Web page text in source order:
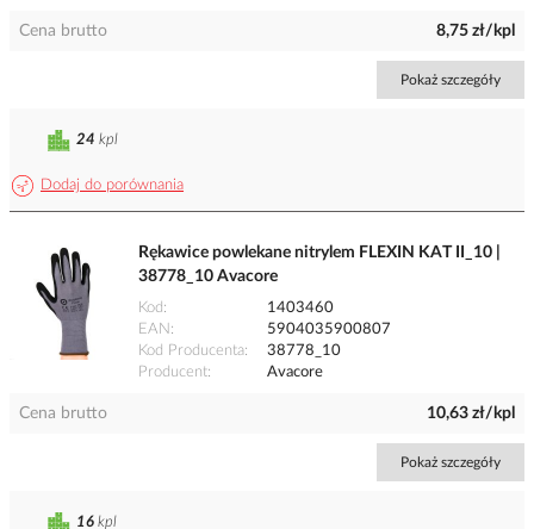
Cena brutto 8,75 zł/kpl
Pokaż szczegóły
Dodaj do porównania
24 kpl
Rękawice powlekane nitrylem FLEXIN KAT II_10 |
38778_10 Avacore
Kod
1403460
EAN
5904035900807
Kod Producenta
38778_10
Producent
Avacore
Cena brutto 10,63 zł/kpl
Pokaż szczegóły
16 kpl